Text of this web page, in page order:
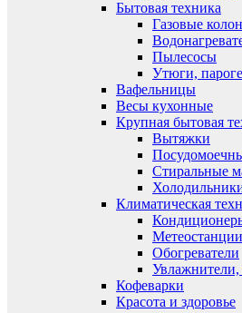
Бытовая техника
Газовые
Пылесосы
Утюги,
Вафельницы
Весы кухонные
Крупная бытовая
Вытяжки
Стиральные
Климатическая
Метеостанции
Обогреватели
Увлажнители,
Кофеварки
Красота и здоровье